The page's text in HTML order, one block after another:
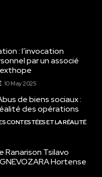
: l’invocation
par un associé
10 May 2025
de biens sociaux :
des opérations
CONTESTÉES ET LA RÉALITÉ
Tsilavo
Hortense